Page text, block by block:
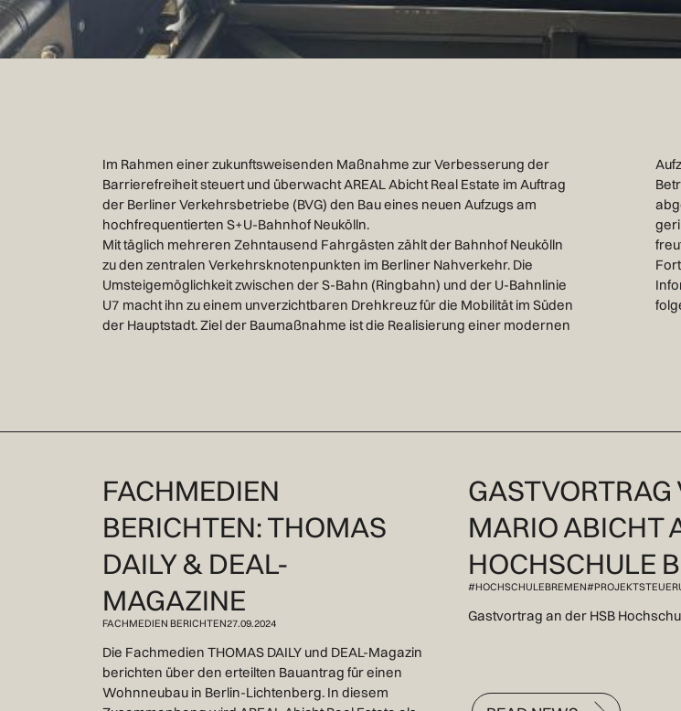
Im Rahmen einer zukunftsweisenden Maßnahme zur Verbesserung der
Barrierefreiheit steuert und überwacht AREAL Abicht Real Estate im Auftrag
der Berliner Verkehrsbetriebe (BVG) den Bau eines neuen Aufzugs am
hochfrequentierten S+U-Bahnhof Neukölln.
Mit täglich mehreren Zehntausend Fahrgästen zählt der Bahnhof Neukölln
zu den zentralen Verkehrsknotenpunkten im Berliner Nahverkehr. Die
Umsteigemöglichkeit zwischen der S-Bahn (Ringbahn) und der U-Bahnlinie
U7 macht ihn zu einem unverzichtbaren Drehkreuz für die Mobilität im Süden
der Hauptstadt. Ziel der Baumaßnahme ist die Realisierung einer modernen
freut sich auf die Umsetzung dieser anspruchsvollen Aufgabe und wird den
Fortschritt regelmäßig mit aktuellen Bildern dokumentieren. Weitere
Informationen zur Maßnahme sowie visuelle Einblicke in den Baufortschritt
FACHMEDIEN
BERICHTEN: THOMAS
DAILY & DEAL-
MAGAZINE
FACHMEDIEN BERICHTEN27.09.2024
Die Fachmedien THOMAS DAILY und DEAL-Magazin
berichten über den erteilten Bauantrag für einen
Wohnneubau in Berlin-Lichtenberg. In diesem
GASTVORTRAG
MARIO ABICHT
HOCHSCHULE
Gastvortrag an der HSB